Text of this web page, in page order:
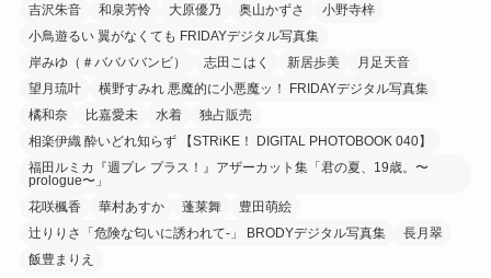
吉沢朱音
和泉芳怜 大原優乃 奥山かずさ
小野寺梓
小鳥遊るい 翼がなくても FRIDAYデジタル写真集
岸みゆ（＃ババババンビ）
志田こはく 新居歩美
月足天音
望月琉叶
横野すみれ 悪魔的に小悪魔ッ！ FRIDAYデジタル写真集
橘和奈
比嘉愛未 水着
独占販売
相楽伊織 酔いどれ知らず 【STRiKE！ DIGITAL PHOTOBOOK 040】
福田ルミカ『週プレ プラス！』アザーカット集「君の夏、19歳。〜
prologue〜」
花咲楓香
華村あすか 蓬莱舞
豊田萌絵
辻りりさ「危険な匂いに誘われて-」 BRODYデジタル写真集
長月翠
飯豊まりえ